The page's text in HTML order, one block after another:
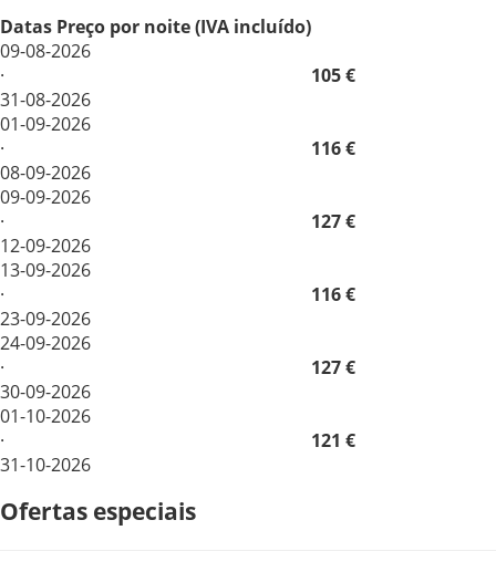
Datas Preço por noite (IVA incluído)
09-08-2026
·
31-08-2026
105 €
01-09-2026
·
08-09-2026
116 €
09-09-2026
·
12-09-2026
127 €
13-09-2026
·
23-09-2026
116 €
24-09-2026
·
30-09-2026
127 €
01-10-2026
·
31-10-2026
121 €
Ofertas especiais